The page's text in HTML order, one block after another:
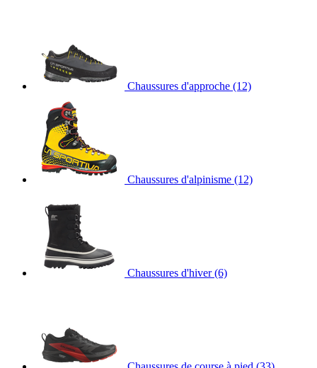
Chaussures d'approche (12)
Chaussures d'alpinisme (12)
Chaussures d'hiver (6)